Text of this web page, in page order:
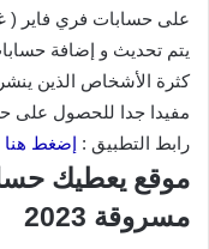
يتم تحديث و إضافة
كثرة الأشخاص الذين
مفيدا جدا للحصول على
رابط التطبيق : إضغط هنا
موقع يعطيك
مسروقة 2023